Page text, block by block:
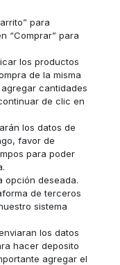
para
“Comprar” para
los productos
de la misma
cantidades
de clic en
los datos de
favor de
para poder
opción deseada.
de terceros
sistema
los datos
hacer deposito
agregar el